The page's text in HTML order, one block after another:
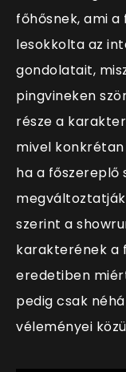
főhősnek, ami
lesokkolta az
gondolatait,
pingvineken
része a
mivel
ha a főszereplő
szerint a
karakterének a
eredetiben
pedig csak
véleményei